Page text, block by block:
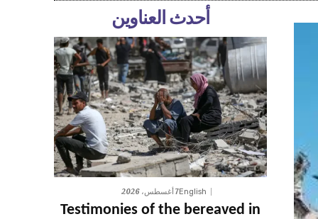
أحدث العناوين
English7 أغسطس، 2026
Testimonies of the bereaved in